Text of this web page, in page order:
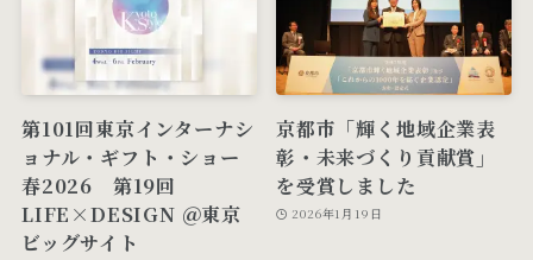
第101回東京インターナシ
ョナル・ギフト・ショー
春2026 第19回
LIFE×DESIGN ＠東京
ビッグサイト
京都市「輝く地域企業表
彰・未来づくり貢献賞」
を受賞しました
2026年1月19日